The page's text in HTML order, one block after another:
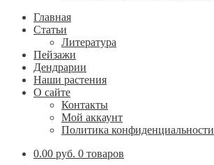
Главная
Статьи
Литература
Пейзажи
Дендрарии
Наши растения
О сайте
Контакты
Мой аккаунт
Политика конфиденциальности
0.00 руб. 0 товаров